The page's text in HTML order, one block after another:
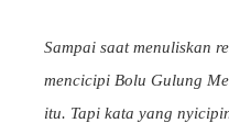
Sampai saat menuliskan
mencicipi Bolu Gulung
itu. Tapi kata yang